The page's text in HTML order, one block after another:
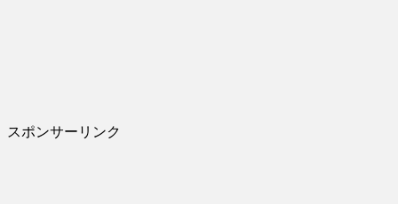
スポンサーリンク